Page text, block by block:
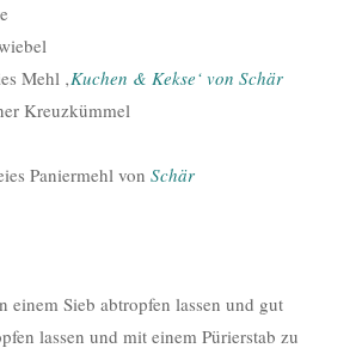
Mehl ‚Kuchen & Kekse‘ von Schär
Kreuzkümmel
Paniermehl von Schär
einem Sieb abtropfen lassen und gut
lassen und mit einem Pürierstab zu